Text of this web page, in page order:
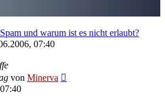
und warum ist es nicht erlaubt?
07:40
von Minerva